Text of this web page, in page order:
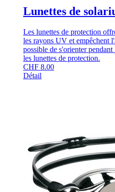
Lunettes de
Les lunettes de protection
les rayons UV et empêchent
possible de s'orienter
les lunettes de protection.
CHF 8.00
Détail